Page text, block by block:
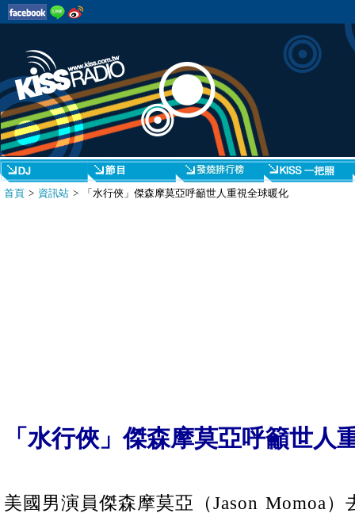
首頁 > 資訊站 > 「水行俠」傑森摩莫亞呼籲世人重視全球暖化
「水行俠」傑森摩莫亞呼籲世人
美國男演員傑森摩莫亞（Jason Momoa